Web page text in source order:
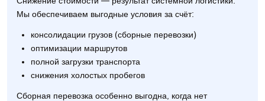
Мы обеспечиваем выгодные условия за счёт:
консолидации грузов (сборные перевозки)
оптимизации маршрутов
полной загрузки транспорта
снижения холостых пробегов
Сборная перевозка особенно выгодна, когда нет